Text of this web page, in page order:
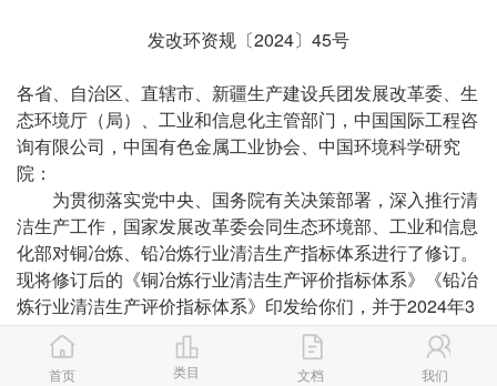
发改环资规〔2024〕45号
各省、自治区、直辖市、新疆生产建设兵团发展改革委、生
态环境厅（局）、工业和信息化主管部门，中国国际工程咨
询有限公司，中国有色金属工业协会、中国环境科学研究
院：
为贯彻落实党中央、国务院有关决策部署，深入推行清
洁生产工作，国家发展改革委会同生态环境部、工业和信息
化部对铜冶炼、铅冶炼行业清洁生产指标体系进行了修订。
现将修订后的《铜冶炼行业清洁生产评价指标体系》《铅冶
炼行业清洁生产评价指标体系》印发给你们，并于2024年3
月1日起施行。
国家发展改革委2007年发布的《铅锌行业清洁生产评
首页 类目 文档 我们